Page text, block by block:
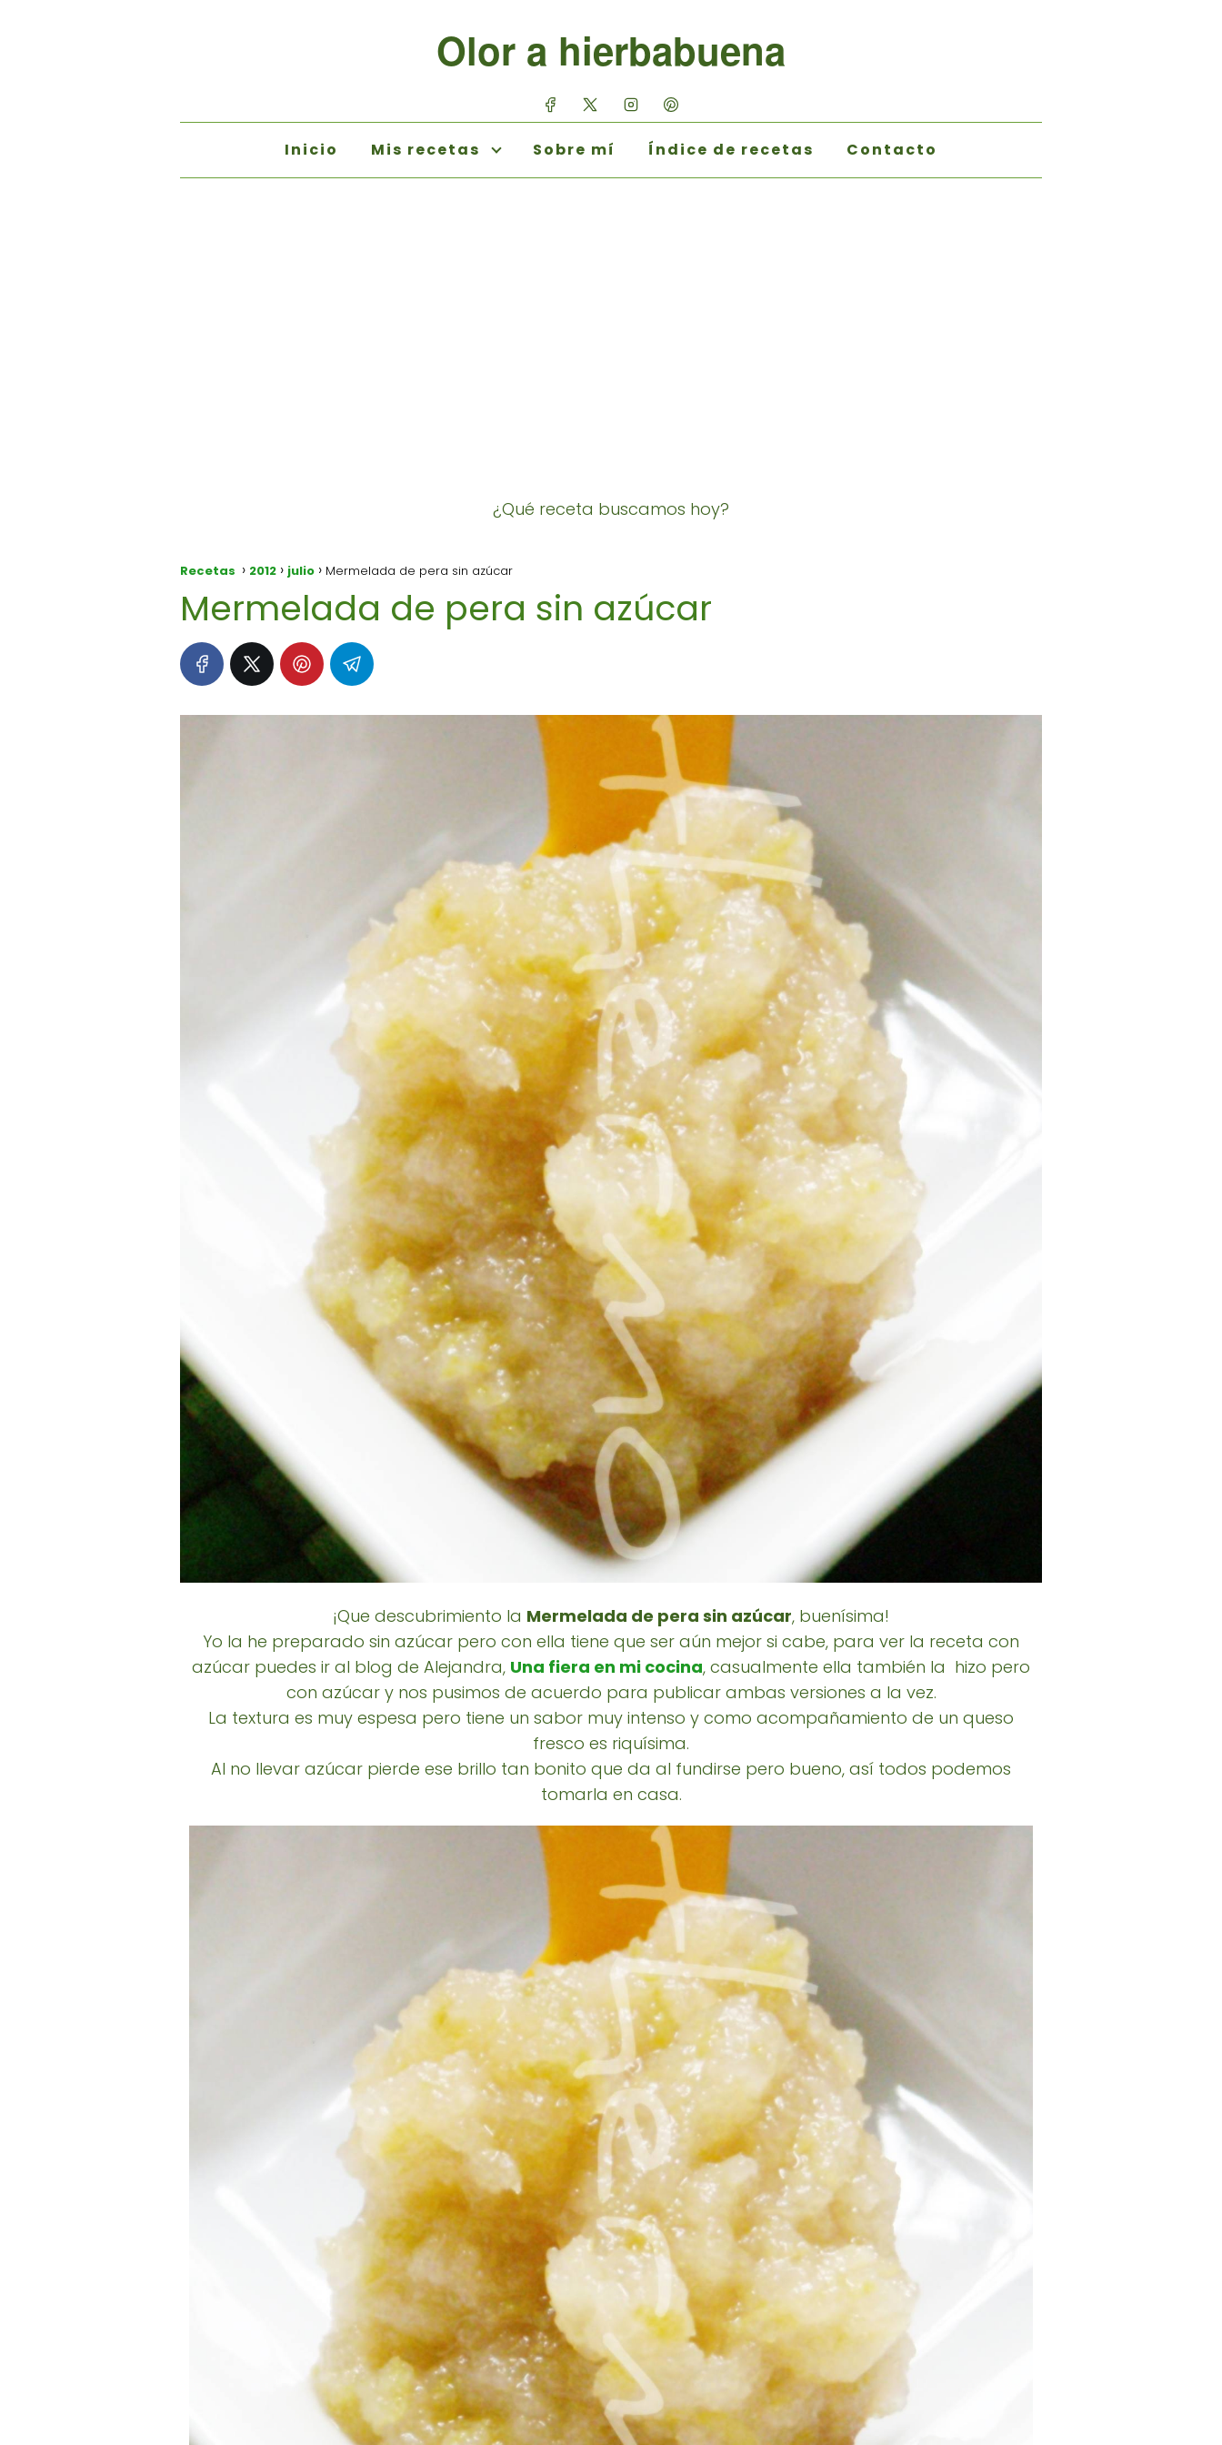
Olor a hierbabuena
Inicio Mis recetas Sobre mí Índice de recetas Contacto
¿Qué receta buscamos hoy?
Recetas 2012 julio Mermelada de pera sin azúcar
Mermelada de pera sin azúcar
¡Que descubrimiento la Mermelada de pera sin azúcar, buenísima!
Yo la he preparado sin azúcar pero con ella tiene que ser aún mejor si cabe, para ver la receta con
azúcar puedes ir al blog de Alejandra, Una fiera en mi cocina, casualmente ella también la hizo pero
con azúcar y nos pusimos de acuerdo para publicar ambas versiones a la vez.
La textura es muy espesa pero tiene un sabor muy intenso y como acompañamiento de un queso
fresco es riquísima.
Al no llevar azúcar pierde ese brillo tan bonito que da al fundirse pero bueno, así todos podemos
tomarla en casa.